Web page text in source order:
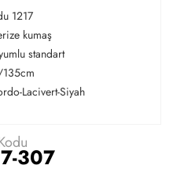
1217
kumaş
standart
Lacivert-Siyah
307